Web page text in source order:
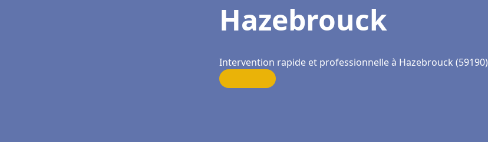
Hazebrouck
Intervention rapide et professionnelle à Hazebrouck (59190)